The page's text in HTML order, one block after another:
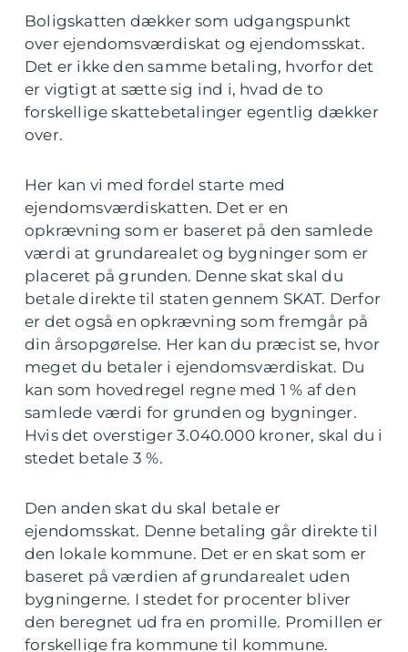
Boligskatten dækker som udgangspunkt
over ejendomsværdiskat og ejendomsskat.
Det er ikke den samme betaling, hvorfor det
er vigtigt at sætte sig ind i, hvad de to
forskellige skattebetalinger egentlig dækker
over.
Her kan vi med fordel starte med
ejendomsværdiskatten. Det er en
opkrævning som er baseret på den samlede
værdi at grundarealet og bygninger som er
placeret på grunden. Denne skat skal du
betale direkte til staten gennem SKAT. Derfor
er det også en opkrævning som fremgår på
din årsopgørelse. Her kan du præcist se, hvor
meget du betaler i ejendomsværdiskat. Du
kan som hovedregel regne med 1 % af den
samlede værdi for grunden og bygninger.
Hvis det overstiger 3.040.000 kroner, skal du i
stedet betale 3 %.
Den anden skat du skal betale er
ejendomsskat. Denne betaling går direkte til
den lokale kommune. Det er en skat som er
baseret på værdien af grundarealet uden
bygningerne. I stedet for procenter bliver
den beregnet ud fra en promille. Promillen er
forskellige fra kommune til kommune.